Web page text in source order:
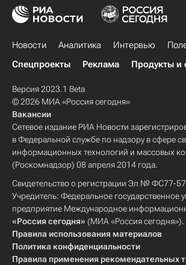
Новости Аналитика Интервью
Спецпроекты
Реклама Продукты и
Версия 2023.1 Beta
© 2026 МИА «Россия сегодня»
Вакансии
Сетевое издание РИА Новости
в Федеральной службе по надзору в сфере
информационных технологий и массовых
(Роскомнадзор) 08 апреля 2014 года.
Свидетельство о регистрации Эл № ФС77-
Учредитель: Федеральное государственное
предприятие Международное
«Россия сегодня» (МИА «Россия сегодня»).
Правила использования материалов
Политика конфиденциальности
Правила применения рекомендательных